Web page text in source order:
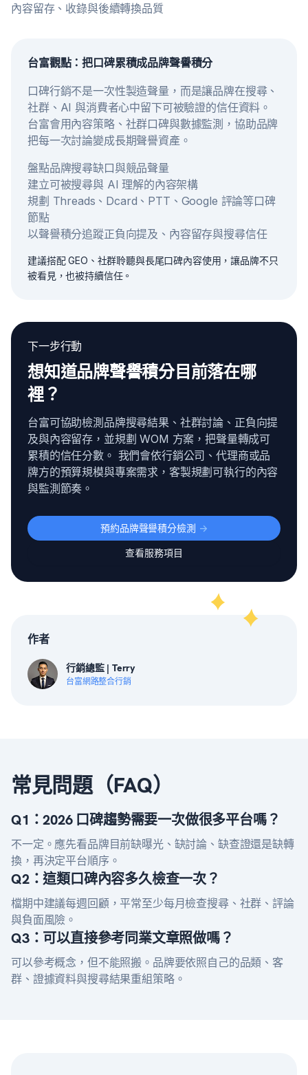
內容留存、收錄與後續轉換品質
台富觀點：把口碑累積成品牌聲譽積分
口碑行銷不是一次性製造聲量，而是讓品牌在搜尋、
社群、AI 與消費者心中留下可被驗證的信任資料。
台富會用內容策略、社群口碑與數據監測，協助品牌
把每一次討論變成長期聲譽資產。
盤點品牌搜尋缺口與競品聲量
建立可被搜尋與 AI 理解的內容架構
規劃 Threads、Dcard、PTT、Google 評論等口碑
節點
以聲譽積分追蹤正負向提及、內容留存與搜尋信任
建議搭配 GEO、社群聆聽與長尾口碑內容使用，讓品牌不只
被看見，也被持續信任。
下一步行動
想知道品牌聲譽積分目前落在哪
裡？
台富可協助檢測品牌搜尋結果、社群討論、正負向提
及與內容留存，並規劃 WOM 方案，把聲量轉成可
累積的信任分數。 我們會依行銷公司、代理商或品
牌方的預算規模與專案需求，客製規劃可執行的內容
與監測節奏。
預約品牌聲譽積分檢測 ->
查看服務項目
作者
行銷總監 | Terry
台富網路整合行銷
常見問題（FAQ）
Q1：2026 口碑趨勢需要一次做很多平台嗎？
不一定。應先看品牌目前缺曝光、缺討論、缺查證還是缺轉
換，再決定平台順序。
Q2：這類口碑內容多久檢查一次？
檔期中建議每週回顧，平常至少每月檢查搜尋、社群、評論
與負面風險。
Q3：可以直接參考同業文章照做嗎？
可以參考概念，但不能照搬。品牌要依照自己的品類、客
群、證據資料與搜尋結果重組策略。